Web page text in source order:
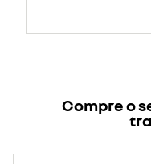
Compre o